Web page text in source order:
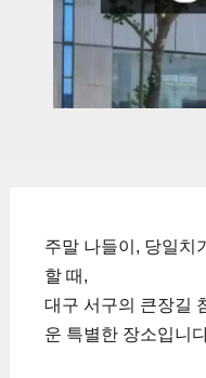
주말 나들이, 당일치
할 때,
대구 서구의 큰장길
운 특별한 장소입니